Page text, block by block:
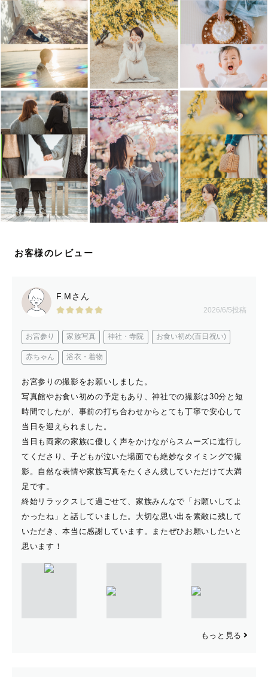
信拒否｠のチェックが入っていると連絡が届かない場合が
ございます。事前にご確認をお願いいたします🙇🏻‍♀️
ご希望があればビデオ電話や事前に直接お会いして打ち合
わせも可能です◎
※ストロボを使用した夜景等の撮影は承っておりません。
※徒歩圏内外での移動を伴う2箇所以上の撮影は2枠お願
いする事がございます。
【 🚗交通費について 】
《 基本的に往復¥3,000を超えなければ、全県において交
通費は頂いておりません 》
（3府県におきましても往復¥3,000を超える場合はご負
●大阪府/兵庫県/京都府・・基本交通費往復無料
府南部一部地域、兵庫県北部・西部一部地域など）
↑実際に依頼いただいてからご相談の上、算出致しますの
詳しくは一度ご相談ください🙇🏻‍♀️
【❌関西の撮影不可の有名な神社様一覧】
・住吉大社(大阪市住吉区)
・八坂神社(京都市東山区)
・平安神宮(京都市左京区)
・伏見稲荷大社(京都市伏見区)
・上賀茂神社(京都市北区)
・護国神社(姫路市)
◎上記の神社様では外部カメラマンによる撮影行為自体が
の神社様へとご確認をお願いしております。
お客様のレビュー
F.Mさん
2026/6/5投稿
お宮参り 家族写真 神社・寺院 お食い初め(百日祝い)
赤ちゃん 浴衣・着物
お宮参りの撮影をお願いしました。
写真館やお食い初めの予定もあり、神社での撮影は30分と短
時間でしたが、事前の打ち合わせからとても丁寧で安心して
当日を迎えられました。
当日も両家の家族に優しく声をかけながらスムーズに進行し
てくださり、子どもが泣いた場面でも絶妙なタイミングで撮
影。自然な表情や家族写真をたくさん残していただけて大満
足です。
終始リラックスして過ごせて、家族みんなで「お願いしてよ
かったね」と話していました。大切な思い出を素敵に残して
いただき、本当に感謝しています。またぜひお願いしたいと
思います！
もっと見る